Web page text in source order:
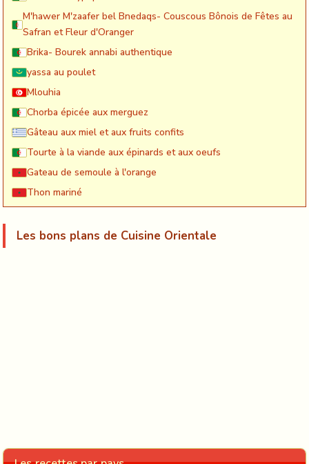
M'hawer M'zaafer bel Bnedaqs- Couscous Bônois de Fêtes au
Safran et Fleur d'Oranger
Brika- Bourek annabi authentique
yassa au poulet
Mlouhia
Chorba épicée aux merguez
Gâteau aux miel et aux fruits confits
Tourte à la viande aux épinards et aux oeufs
Gateau de semoule à l'orange
Thon mariné
Les bons plans de Cuisine Orientale